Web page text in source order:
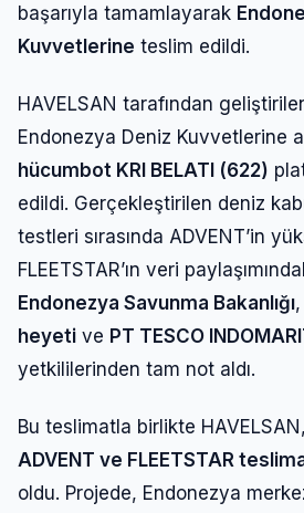
başarıyla tamamlayarak
Kuvvetlerine teslim edildi.
HAVELSAN tarafından
Endonezya Deniz Kuvvetlerine
hücumbot KRI BELATI (622)
edildi. Gerçekleştirilen deniz
testleri sırasında ADVENT’in
FLEETSTAR’ın veri
Endonezya Savunma Bakanlığı,
heyeti ve PT TESCO
yetkililerinden tam not aldı.
Bu teslimatla birlikte HAVELSAN,
ADVENT ve FLEETSTAR
oldu. Projede, Endonezya